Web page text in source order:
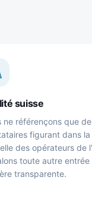
suisse
ne référençons que
figurant dans la
des opérateurs de
toute autre entrée
transparente.